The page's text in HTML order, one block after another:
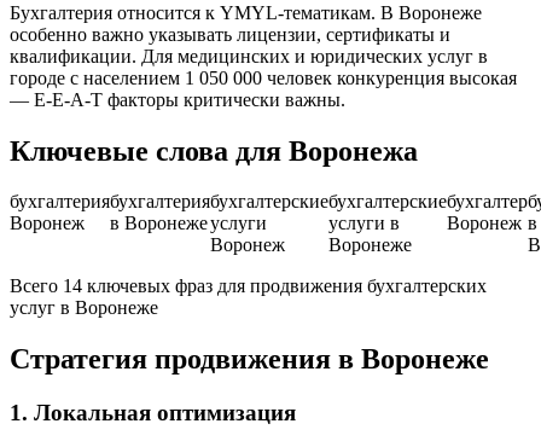
Бухгалтерия относится к YMYL-тематикам. В Воронеже
особенно важно указывать лицензии, сертификаты и
квалификации. Для медицинских и юридических услуг в
городе с населением 1 050 000 человек конкуренция высокая
— E-E-A-T факторы критически важны.
Ключевые слова для Воронежа
бухгалтерия
Воронеж
бухгалтерия
в Воронеже
бухгалтерские
услуги
Воронеж
бухгалтерские
услуги в
Воронеже
бухгалтер
Воронеж в
Всего 14 ключевых фраз для продвижения бухгалтерских
услуг в Воронеже
Стратегия продвижения в Воронеже
1. Локальная оптимизация